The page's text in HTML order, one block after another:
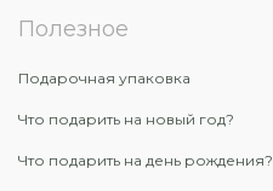
Полезное
Подарочная упаковка
Что подарить на новый год?
Что подарить на день рождения?